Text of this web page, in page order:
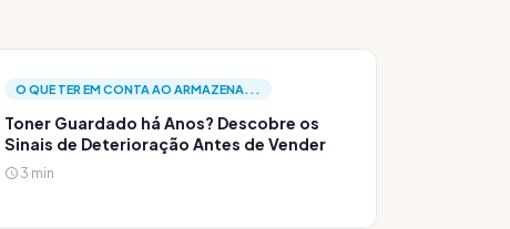
O QUE TER EM CONTA AO ARMAZENA...
Toner Guardado há Anos? Descobre os
Sinais de Deterioração Antes de Vender
3 min